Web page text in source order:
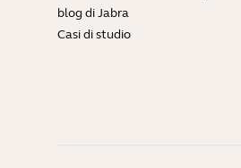
blog di Jabra
Casi di studio